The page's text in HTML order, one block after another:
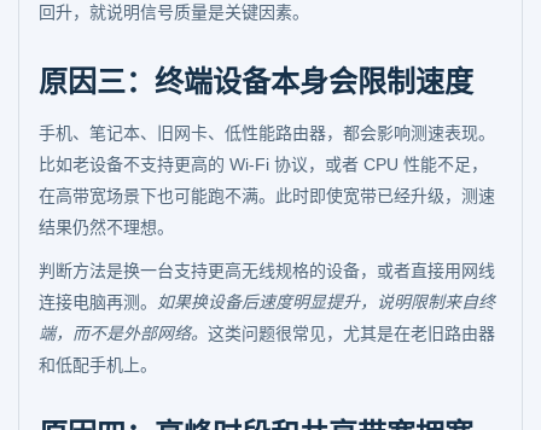
回升，就说明信号质量是关键因素。
原因三：终端设备本身会限制速度
手机、笔记本、旧网卡、低性能路由器，都会影响测速表现。
比如老设备不支持更高的 Wi-Fi 协议，或者 CPU 性能不足，
在高带宽场景下也可能跑不满。此时即使宽带已经升级，测速
结果仍然不理想。
判断方法是换一台支持更高无线规格的设备，或者直接用网线
连接电脑再测。
如果换设备后速度明显提升，说明限制来自终
端，而不是外部网络。 这类问题很常见，尤其是在老旧路由器
和低配手机上。